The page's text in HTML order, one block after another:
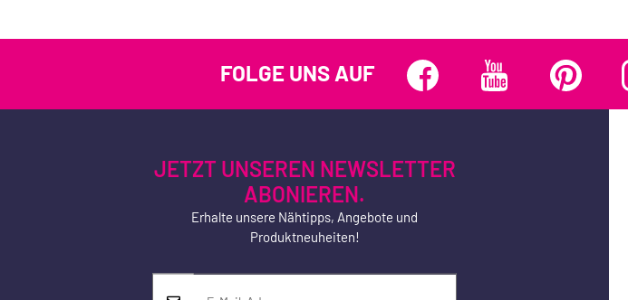
FOLGE UNS AUF
JETZT UNSEREN NEWSLETTER
ABONIEREN.
Erhalte unsere Nähtipps, Angebote und
Produktneuheiten!